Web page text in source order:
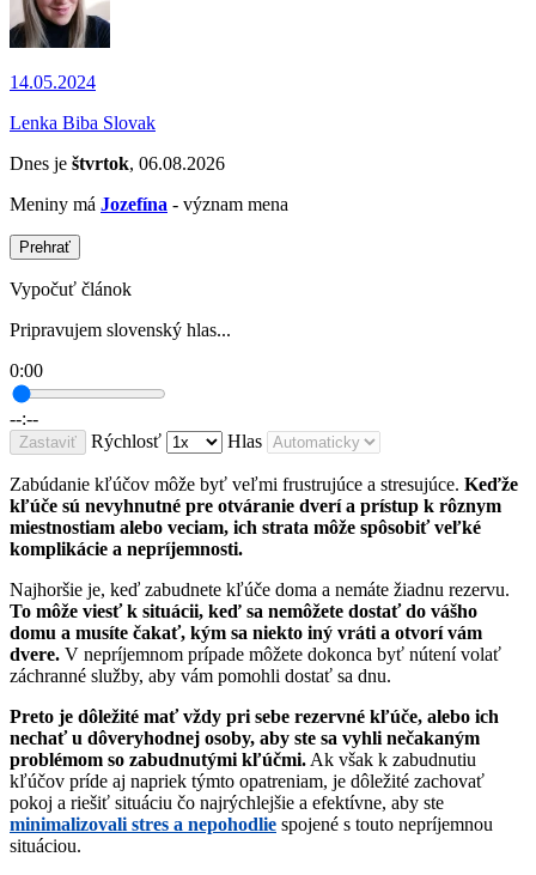
14.05.2024
Lenka Biba Slovak
Dnes je štvrtok, 06.08.2026
Meniny má Jozefína - význam mena
Prehrať
Vypočuť článok
Pripravujem slovenský hlas...
0:00
--:--
Zastaviť Rýchlosť Hlas
Zabúdanie kľúčov môže byť veľmi frustrujúce a stresujúce. Keďže
kľúče sú nevyhnutné pre otváranie dverí a prístup k rôznym
miestnostiam alebo veciam, ich strata môže spôsobiť veľké
komplikácie a nepríjemnosti.
Najhoršie je, keď zabudnete kľúče doma a nemáte žiadnu rezervu.
To môže viesť k situácii, keď sa nemôžete dostať do vášho
domu a musíte čakať, kým sa niekto iný vráti a otvorí vám
dvere. V nepríjemnom prípade môžete dokonca byť nútení volať
záchranné služby, aby vám pomohli dostať sa dnu.
Preto je dôležité mať vždy pri sebe rezervné kľúče, alebo ich
nechať u dôveryhodnej osoby, aby ste sa vyhli nečakaným
problémom so zabudnutými kľúčmi.Ak však k zabudnutiu
kľúčov príde aj napriek týmto opatreniam, je dôležité zachovať
pokoj a riešiť situáciu čo najrýchlejšie a efektívne, aby ste
minimalizovali stres a nepohodlie spojené s touto nepríjemnou
situáciou.